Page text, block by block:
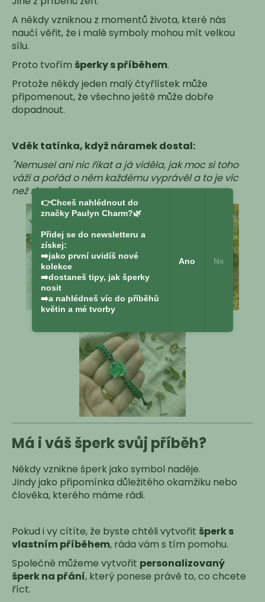
A někdy vzniknou z momentů života, které nás
naučí věřit, že i malé symboly mohou mít velkou
sílu.
Proto tvořím šperky s příběhem.
Protože někdy jeden malý čtyřlístek může
připomenout, že všechno ještě může dobře
dopadnout.
Vděk tatínka, když náramek dostal:
"Nemusel ani nic říkat a já viděla, jak moc si toho
váží a pořád o něm každému vyprávěl a to je víc
než slova."
Má i váš šperk svůj příběh?
Někdy vznikne šperk jako symbol naděje.
Jindy jako připomínka důležitého okamžiku nebo
člověka, kterého máme rádi.
Pokud i vy cítíte, že byste chtěli vytvořit šperk s
vlastním příběhem, ráda vám s tím pomohu.
Společně můžeme vytvořit personalizovaný
šperk na přání, který ponese právě to, co chcete
říct.
👉Chceš nahlédnout do
značky Paulyn Charm?🌿
Přidej se do newsletteru a
získej:
➡️jako první uvidíš nové
kolekce
➡️dostaneš tipy, jak šperky
nosit
➡️a nahlédneš víc do příběhů
květin a mé tvorby
Ano Ne